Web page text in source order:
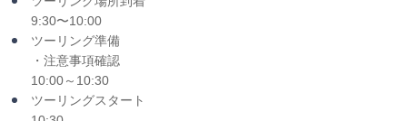
9:30〜10:00
ツーリング準備
・注意事項確認
10:00～10:30
ツーリングスタート